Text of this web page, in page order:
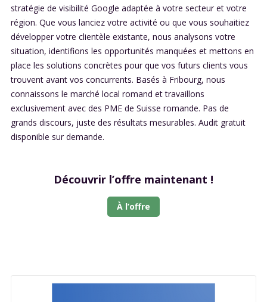
stratégie de visibilité Google adaptée à votre secteur et votre
région. Que vous lanciez votre activité ou que vous souhaitiez
développer votre clientèle existante, nous analysons votre
situation, identifions les opportunités manquées et mettons en
place les solutions concrètes pour que vos futurs clients vous
trouvent avant vos concurrents. Basés à Fribourg, nous
connaissons le marché local romand et travaillons
exclusivement avec des PME de Suisse romande. Pas de
grands discours, juste des résultats mesurables. Audit gratuit
disponible sur demande.
Découvrir l’offre maintenant !
À l’offre